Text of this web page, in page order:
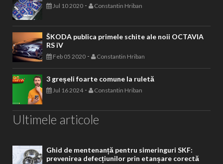
Jul 10 2020 - Constantin Hriban
ŠKODA publica primele schite ale noii OCTAVIA
RS iV
Feb 05 2020 - Constantin Hriban
3 greșeli foarte comune la ruletă
Jul 16 2024- Constantin Hriban
Ultimele articole
Ghid de mentenanță pentru simeringuri SKF:
prevenirea defecțiunilor prin etanșare corectă